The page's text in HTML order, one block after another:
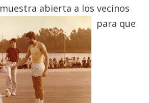
abierta a los vecinos
para que